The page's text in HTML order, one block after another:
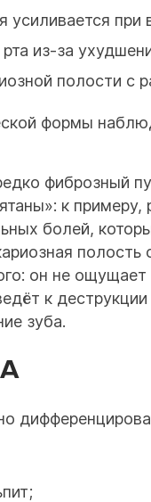
усиливается
из-за
полости с
формы
фиброзный
к
болей,
он не
к
зуба.